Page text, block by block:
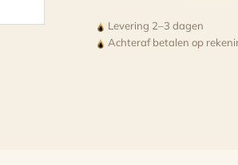
Modena
Levering 2–3 dagen
Achteraf betalen op